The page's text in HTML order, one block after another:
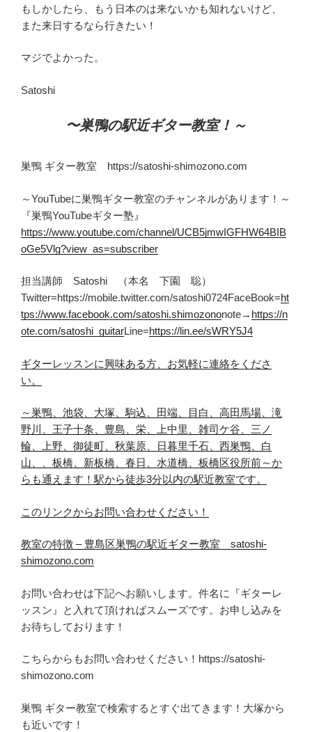
もしかしたら、もう日本のは来ないかも知れないけど、
また来日するなら行きたい！
マジでよかった。
Satoshi
〜巣鴨の駅近ギター教室！～
巣鴨 ギター教室 https://satoshi-shimozono.com
～YouTubeに巣鴨ギター教室のチャンネルがあります！～
『巣鴨YouTubeギター塾』
https://www.youtube.com/channel/UCB5jmwIGFHW64BIB
oGe5Vlg?view_as=subscriber
担当講師 Satoshi （本名 下園 聡）
Twitter=https://mobile.twitter.com/satoshi0724FaceBook=ht
tps://www.facebook.com/satoshi.shimozononote→ https://n
ote.com/satoshi_guitarLine=https://lin.ee/sWRY5J4
ギターレッスンに興味ある方、お気軽に連絡をくださ
い。
～巣鴨、池袋、大塚、駒込、田端、目白、 高田馬場、滝
野川、王子十条、豊島、栄、上中里、 雑司ケ谷、三ノ
輪、上野、 御徒町、秋葉原、日暮里千石、西巣鴨、白
山、、板橋、 新板橋、春日、水道橋、板橋区役所前～か
らも通えます！ 駅から徒歩3分以内の駅近教室です。
このリンクからお問い合わせ ください！
教室の特徴 – 豊島区巣鴨の駅近ギター教室 satoshi-
shimozono.com
お問い合わせは下記へお願いします。件名に『ギターレ
ッスン』と入れて頂ければスムーズです。お申し込みを
お待ちしております！
こちらからもお問い合わせください！https://satoshi-
shimozono.com
巣鴨 ギター教室で検索するとすぐ出てきます！大塚から
も近いです！